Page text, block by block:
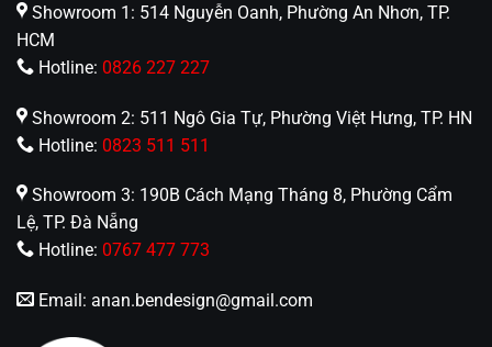
Showroom 1: 514 Nguyễn Oanh, Phường An Nhơn, TP.
HCM
Hotline: 0826 227 227
Showroom 2: 511 Ngô Gia Tự, Phường Việt Hưng, TP. HN
Hotline: 0823 511 511
Showroom 3: 190B Cách Mạng Tháng 8, Phường Cẩm
Lệ, TP. Đà Nẵng
Hotline: 0767 477 773
Email: anan.bendesign@gmail.com